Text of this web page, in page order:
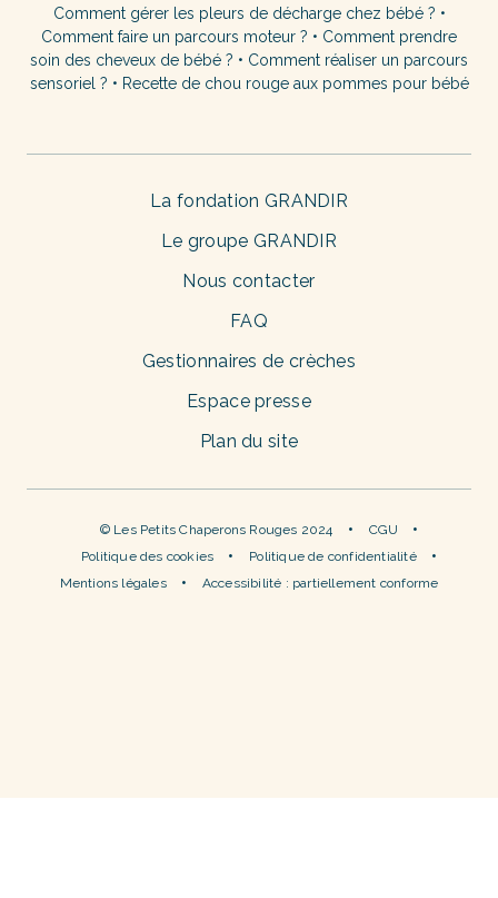
Comment gérer les pleurs de décharge chez bébé ? •
Comment faire un parcours moteur ? • Comment prendre
soin des cheveux de bébé ? • Comment réaliser un parcours
sensoriel ? • Recette de chou rouge aux pommes pour bébé
La fondation GRANDIR
Le groupe GRANDIR
Nous contacter
FAQ
Gestionnaires de crèches
Espace presse
Plan du site
© Les Petits Chaperons Rouges 2024
CGU
Politique des cookies
Politique de confidentialité
Mentions légales
Accessibilité : partiellement conforme